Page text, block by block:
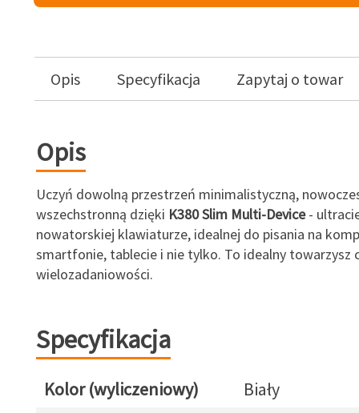
Opis Specyfikacja Zapytaj o towar
Opis
Uczyń dowolną przestrzeń minimalistyczną,
wszechstronną dzięki K380 Slim Multi-Device-
nowatorskiej klawiaturze, idealnej do pisania na
smartfonie, tablecie i nie tylko. To idealny towarzysz
wielozadaniowości.
Specyfikacja
Kolor (wyliczeniowy)
Biały